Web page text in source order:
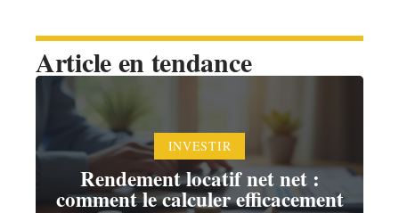
Article en tendance
INVESTIR
Rendement locatif net net :
comment le calculer efficacement